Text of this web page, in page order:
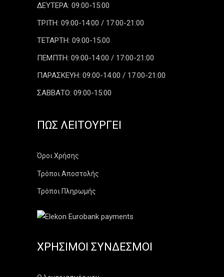
ΔΕΥΤΕΡΑ: 09:00-15:00
ΤΡΙΤΗ: 09:00-14:00 / 17:00-21:00
ΤΕΤΑΡΤΗ: 09:00-15:00
ΠΕΜΠΤΗ: 09:00-14:00 / 17:00-21:00
ΠΑΡΑΣΚΕΥΗ: 09:00-14:00 / 17:00-21:00
ΣΑΒΒΑΤΟ: 09:00-15:00
ΠΏΣ ΛΕΙΤΟΥΡΓΕΊ
Όροι Χρήσης
Τρόποι Αποστολής
Τρόποι Πληρωμής
ΧΡΉΣΙΜΟΙ ΣΎΝΔΕΣΜΟΙ